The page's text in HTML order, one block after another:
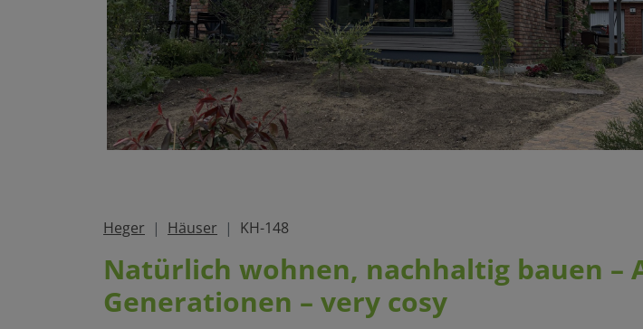
Heger Häuser KH-148
Natürlich wohnen, nachhaltig bauen –
Generationen – very cosy